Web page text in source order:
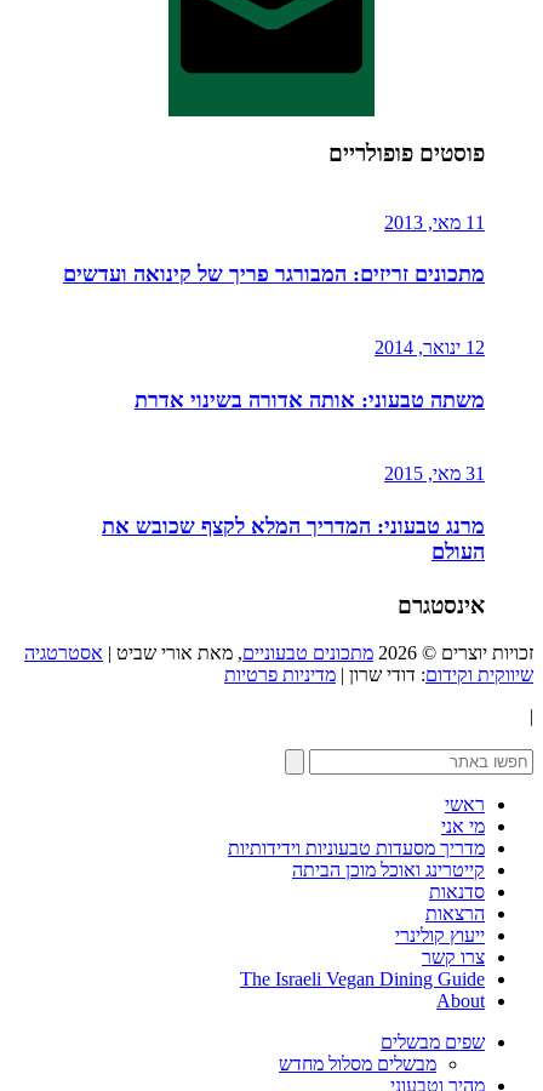
פוסטים פופולריים
11 מאי, 2013
מתכונים זריזים: המבורגר פריך של קינואה ועדשים
12 ינואר, 2014
משתה טבעוני: אותה אדורה בשינוי אדרת
31 מאי, 2015
מרנג טבעוני: המדריך המלא לקצף שכובש את
העולם
אינסטגרם
זכויות יוצרים © 2026 מתכונים טבעוניים, מאת אורי שביט | אסטרטגיה
שיווקית וקידום: דודי שרון | מדיניות פרטיות
|
ראשי
מי אני
מדריך מסעדות טבעוניות וידידותיות
קייטרינג ואוכל מוכן הביתה
סדנאות
הרצאות
ייעוץ קולינרי
צרו קשר
The Israeli Vegan Dining Guide
About
שפים מבשלים
מבשלים מסלול מחדש
מהיר וטבעוני